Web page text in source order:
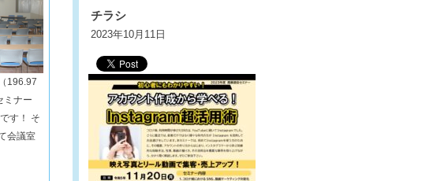
チラシ
2023年10月11日
196.97
ミナー
す！ そ
会議室